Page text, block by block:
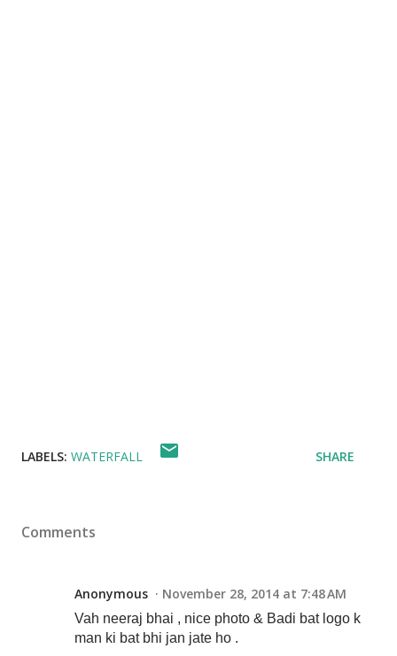
LABELS: WATERFALL SHARE
Comments
Anonymous November 28, 2014 at 7:48 AM
Vah neeraj bhai , nice photo & Badi bat logo k
man ki bat bhi jan jate ho .